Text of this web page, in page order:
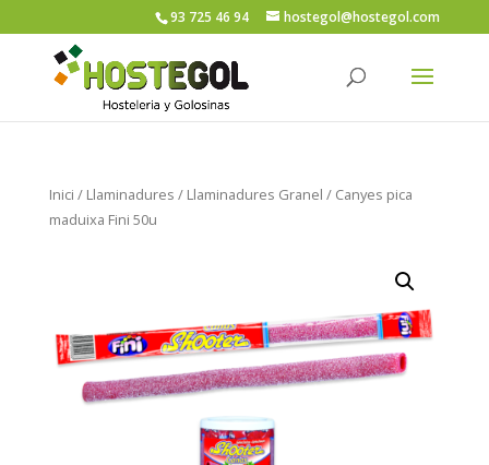
93 725 46 94 hostegol@hostegol.com
Inici / Llaminadures / Llaminadures Granel / Canyes pica
maduixa Fini 50u